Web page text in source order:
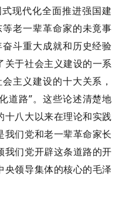
现代化全面推进强国建
老一辈革命家的未竟事
斗重大成就和历史经验
关于社会主义建设的一系
主义建设的十大关系，
道路”。这些论述清楚地
十八大以来在理论和实践
们党和老一辈革命家长
我们党开辟这条道路的开
领导集体的核心的毛泽